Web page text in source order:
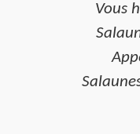
Vous